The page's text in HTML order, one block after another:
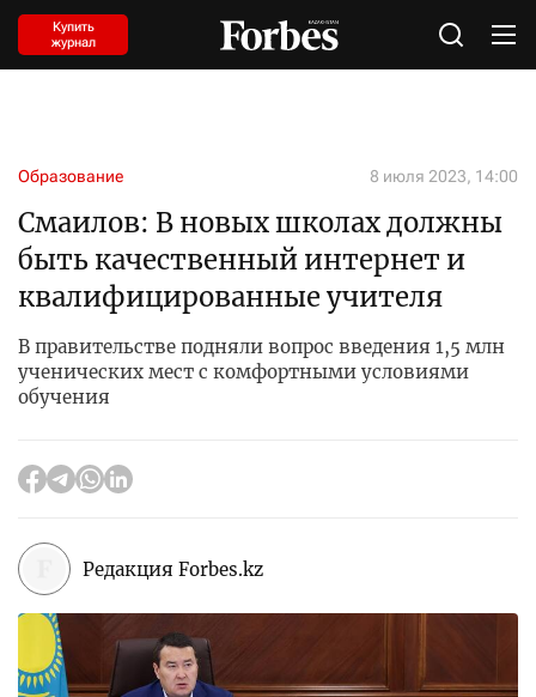
Купить
журнал
Образование 8 июля 2023, 14:00
Смаилов: В новых школах должны
быть качественный интернет и
квалифицированные учителя
В правительстве подняли вопрос введения 1,5 млн
ученических мест с комфортными условиями
обучения
Редакция Forbes.kz